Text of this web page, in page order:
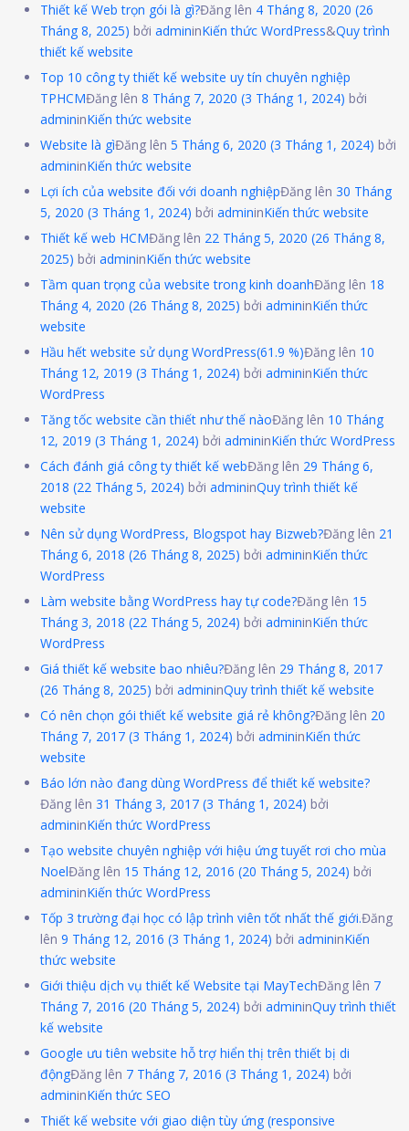
Thiết kế Web trọn gói là gì?Đăng lên 4 Tháng 8, 2020 (26
Tháng 8, 2025) bởi admininKiến thức WordPress&Quy trình
thiết kế website
Top 10 công ty thiết kế website uy tín chuyên nghiệp
TPHCMĐăng lên 8 Tháng 7, 2020 (3 Tháng 1, 2024) bởi
admininKiến thức website
Website là gìĐăng lên 5 Tháng 6, 2020 (3 Tháng 1, 2024) bởi
admininKiến thức website
Lợi ích của website đối với doanh nghiệpĐăng lên 30 Tháng
5, 2020 (3 Tháng 1, 2024) bởi admininKiến thức website
Thiết kế web HCMĐăng lên 22 Tháng 5, 2020 (26 Tháng 8,
2025) bởi admininKiến thức website
Tầm quan trọng của website trong kinh doanhĐăng lên 18
Tháng 4, 2020 (26 Tháng 8, 2025) bởi admininKiến thức
website
Hầu hết website sử dụng WordPress(61.9 %)Đăng lên 10
Tháng 12, 2019 (3 Tháng 1, 2024) bởi admininKiến thức
WordPress
Tăng tốc website cần thiết như thế nàoĐăng lên 10 Tháng
12, 2019 (3 Tháng 1, 2024) bởi admininKiến thức WordPress
Cách đánh giá công ty thiết kế webĐăng lên 29 Tháng 6,
2018 (22 Tháng 5, 2024) bởi admininQuy trình thiết kế
website
Nên sử dụng WordPress, Blogspot hay Bizweb?Đăng lên 21
Tháng 6, 2018 (26 Tháng 8, 2025) bởi admininKiến thức
WordPress
Làm website bằng WordPress hay tự code?Đăng lên 15
Tháng 3, 2018 (22 Tháng 5, 2024) bởi admininKiến thức
WordPress
Giá thiết kế website bao nhiêu?Đăng lên 29 Tháng 8, 2017
(26 Tháng 8, 2025) bởi admininQuy trình thiết kế website
Có nên chọn gói thiết kế website giá rẻ không?Đăng lên 20
Tháng 7, 2017 (3 Tháng 1, 2024) bởi admininKiến thức
website
Báo lớn nào đang dùng WordPress để thiết kế website?
Đăng lên 31 Tháng 3, 2017 (3 Tháng 1, 2024) bởi
admininKiến thức WordPress
Tạo website chuyên nghiệp với hiệu ứng tuyết rơi cho mùa
NoelĐăng lên 15 Tháng 12, 2016 (20 Tháng 5, 2024) bởi
admininKiến thức WordPress
Tốp 3 trường đại học có lập trình viên tốt nhất thế giới.Đăng
lên 9 Tháng 12, 2016 (3 Tháng 1, 2024) bởi admininKiến
thức website
Giới thiệu dịch vụ thiết kế Website tại MayTechĐăng lên 7
Tháng 7, 2016 (20 Tháng 5, 2024) bởi admininQuy trình thiết
kế website
Google ưu tiên website hỗ trợ hiển thị trên thiết bị di
độngĐăng lên 7 Tháng 7, 2016 (3 Tháng 1, 2024) bởi
admininKiến thức SEO
Thiết kế website với giao diện tùy ứng (responsive